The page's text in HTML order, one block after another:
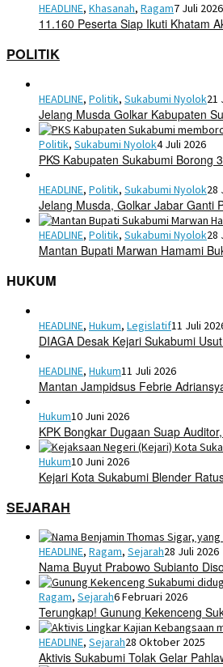
HEADLINE, Khasanah, Ragam7 Juli 2026
11.160 Peserta Siap Ikuti Khatam
POLITIK
HEADLINE, Politik, Sukabumi Nyolok21
Jelang Musda Golkar Kabupaten
Politik, Sukabumi Nyolok4 Juli 2026
PKS Kabupaten Sukabumi Borong
HEADLINE, Politik, Sukabumi Nyolok28
Jelang Musda, Golkar Jabar Ganti
HEADLINE, Politik, Sukabumi Nyolok28
Mantan Bupati Marwan Hamami
HUKUM
HEADLINE, Hukum, Legislatif11 Juli
DIAGA Desak Kejari Sukabumi
HEADLINE, Hukum11 Juli 2026
Mantan Jampidsus Febrie
Hukum10 Juni 2026
KPK Bongkar Dugaan Suap
Hukum10 Juni 2026
Kejari Kota Sukabumi Blender
SEJARAH
HEADLINE, Ragam, Sejarah28 Juli 2026
Nama Buyut Prabowo Subianto
Ragam, Sejarah6 Februari 2026
Terungkap! Gunung Kekenceng
HEADLINE, Sejarah28 Oktober 2025
Aktivis Sukabumi Tolak Gelar